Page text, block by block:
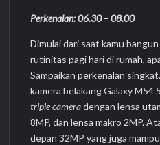
Perkenalan: 06.30 – 08.00
Dimulai dari saat kamu
rutinitas pagi hari di rumah,
Sampaikan perkenalan
kamera belakang Galaxy M54
triple cameradengan lensa
8MP, dan lensa makro 2MP.
depan 32MP yang juga